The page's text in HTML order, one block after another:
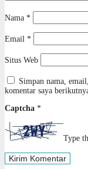
Nama *
Email *
Situs Web
Simpan nama,
komentar saya
Captcha *
Type